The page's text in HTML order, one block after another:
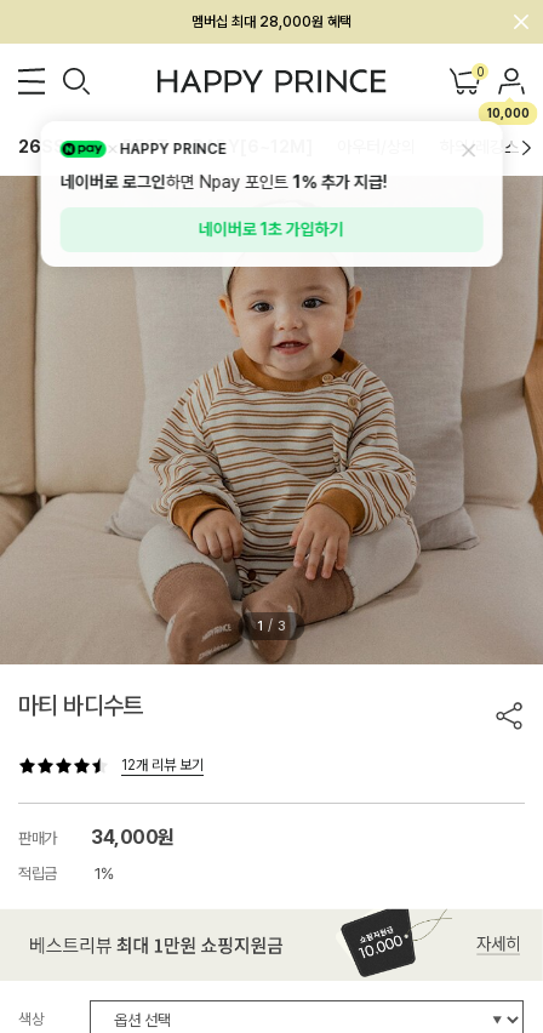
회원전용 아울렛, 가입하면 ~60% 할인!
멤버십 최대 28,000원 혜택 0
10,000
26SS 신상 BEST BABY[6~12M] 하의/레깅스
1 / 3
마티 바디수트
12개 리뷰 보기
판매가 34,000원
적립금 1%
색상
HAPPY PRINCE
네이버로 로그인하면 Npay 포인트1%추가 지급!
네이버로 1초 가입하기